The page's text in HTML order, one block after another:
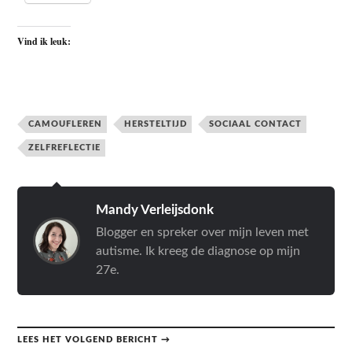
Vind ik leuk:
CAMOUFLEREN HERSTELTIJD SOCIAAL CONTACT
ZELFREFLECTIE
Mandy Verleijsdonk
Blogger en spreker over mijn leven met
autisme. Ik kreeg de diagnose op mijn
27e.
LEES HET VOLGEND BERICHT →